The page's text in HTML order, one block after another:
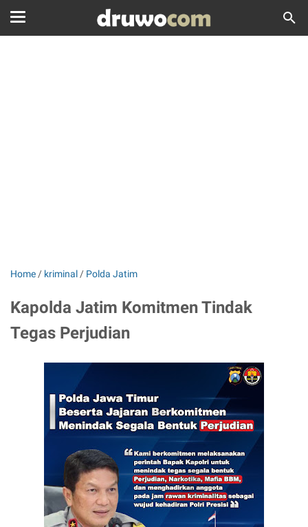
Home / kriminal / Polda Jatim
Kapolda Jatim Komitmen Tindak
Tegas Perjudian